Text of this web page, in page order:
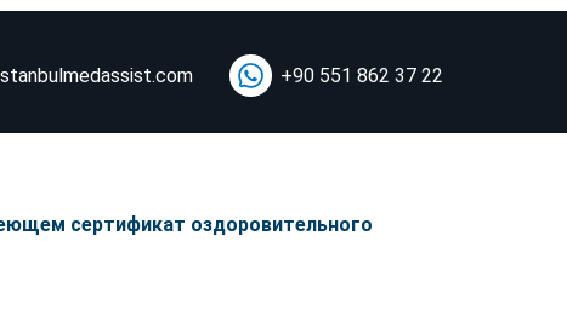
+90 551 862 37 22
сертификат оздоровительного